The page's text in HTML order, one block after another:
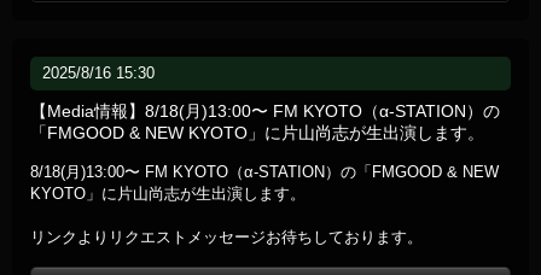
2025/8/16 15:30
【Media情報】8/18(月)13:00〜 FM KYOTO（α-STATION）の
「FMGOOD & NEW KYOTO」に片山尚志が生出演します。
8/18(月)13:00〜 FM KYOTO（α-STATION）の「FMGOOD & NEW
KYOTO」に片山尚志が生出演します。
リンクよりリクエストメッセージお待ちしております。